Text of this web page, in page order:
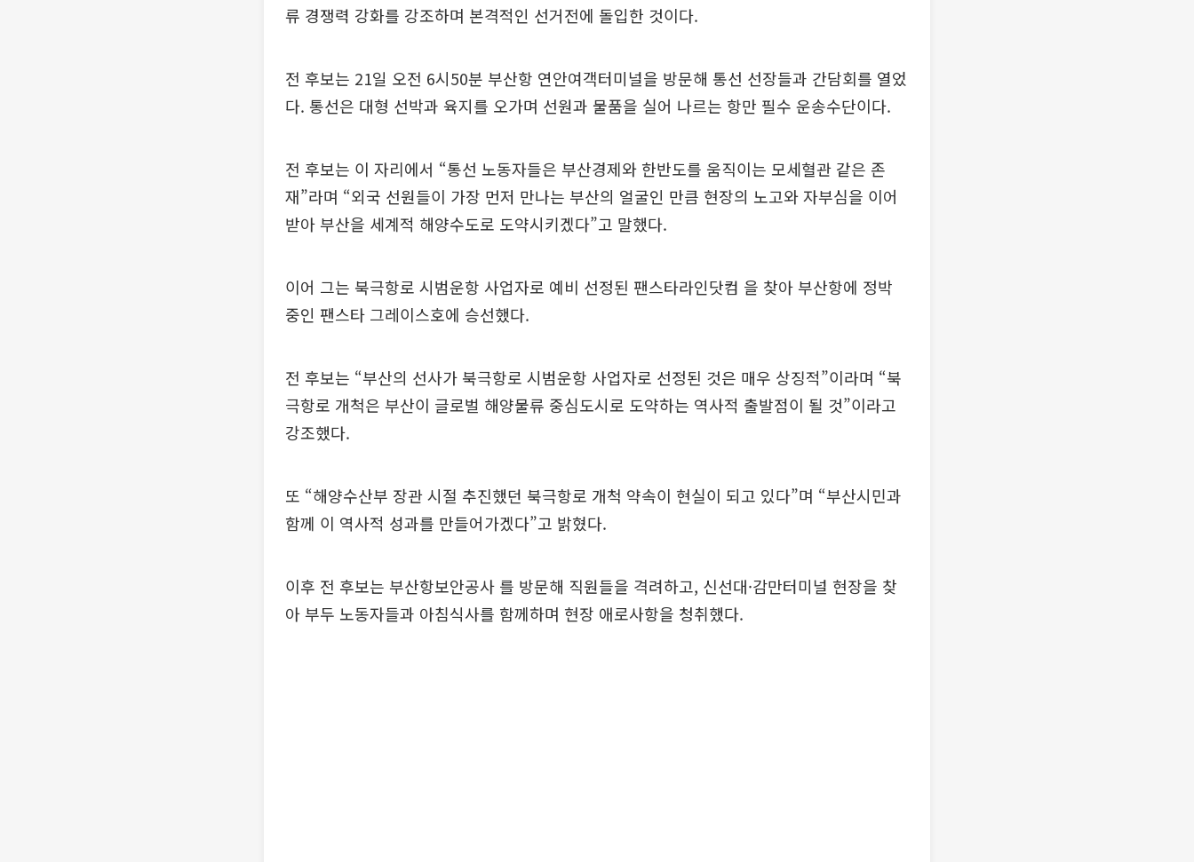
류 경쟁력 강화를 강조하며 본격적인 선거전에 돌입한 것이다.
전 후보는 21일 오전 6시50분 부산항 연안여객터미널을 방문해 통선 선장들과 간담회를 열었
다. 통선은 대형 선박과 육지를 오가며 선원과 물품을 실어 나르는 항만 필수 운송수단이다.
전 후보는 이 자리에서 “통선 노동자들은 부산경제와 한반도를 움직이는 모세혈관 같은 존
재”라며 “외국 선원들이 가장 먼저 만나는 부산의 얼굴인 만큼 현장의 노고와 자부심을 이어
받아 부산을 세계적 해양수도로 도약시키겠다”고 말했다.
이어 그는 북극항로 시범운항 사업자로 예비 선정된 팬스타라인닷컴 을 찾아 부산항에 정박
중인 팬스타 그레이스호에 승선했다.
전 후보는 “부산의 선사가 북극항로 시범운항 사업자로 선정된 것은 매우 상징적”이라며 “북
극항로 개척은 부산이 글로벌 해양물류 중심도시로 도약하는 역사적 출발점이 될 것”이라고
강조했다.
또 “해양수산부 장관 시절 추진했던 북극항로 개척 약속이 현실이 되고 있다”며 “부산시민과
함께 이 역사적 성과를 만들어가겠다”고 밝혔다.
이후 전 후보는 부산항보안공사 를 방문해 직원들을 격려하고, 신선대·감만터미널 현장을 찾
아 부두 노동자들과 아침식사를 함께하며 현장 애로사항을 청취했다.